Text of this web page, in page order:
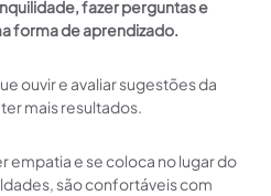
fazer perguntas e
forma de aprendizado.
ouvir e avaliar sugestões da
mais resultados.
empatia e se coloca no lugar do
são confortáveis com